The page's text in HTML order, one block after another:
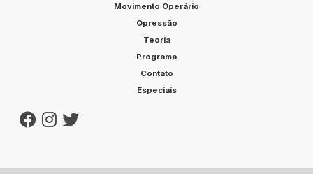
Movimento Operário
Opressão
Teoria
Programa
Contato
Especiais